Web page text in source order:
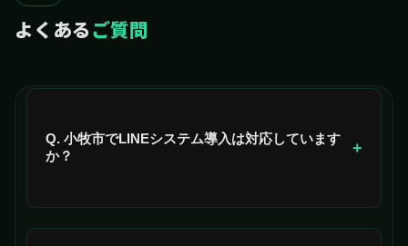
よくあるご質問
Q. 小牧市でLINEシステム導入は対応しています
か？
+